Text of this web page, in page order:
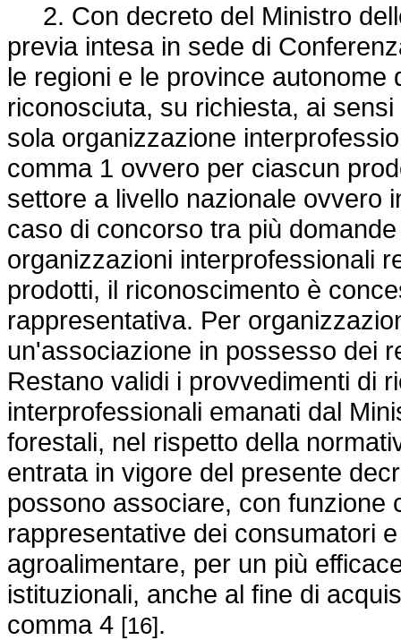
2. Con decreto del Ministro
previa intesa in sede di
le regioni e le province
riconosciuta, su richiesta, ai
sola organizzazione
comma 1 ovvero per ciascun
settore a livello nazionale ovvero
caso di concorso tra più
organizzazioni interprofessionali
prodotti, il riconoscimento è
rappresentativa. Per
un'associazione in possesso dei
Restano validi i provvedimenti di
interprofessionali emanati dal
forestali, nel rispetto della
entrata in vigore del presente
possono associare, con funzione
rappresentative dei consumatori
agroalimentare, per un più
istituzionali, anche al fine di
comma 4 [16].